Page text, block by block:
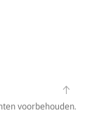
voorbehouden.